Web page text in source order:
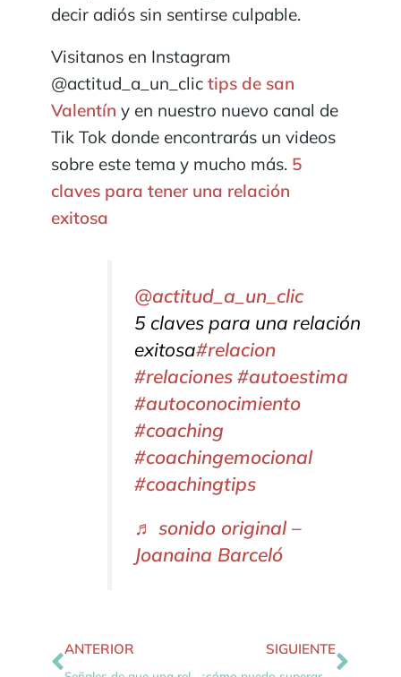
decir adiós sin sentirse culpable.
Visitanos en Instagram
@actitud_a_un_clic tips de san
Valentín y en nuestro nuevo canal de
Tik Tok donde encontrarás un videos
sobre este tema y mucho más. 5
claves para tener una relación
exitosa
@actitud_a_un_clic
5 claves para una relación
exitosa#relacion
#relaciones #autoestima
#autoconocimiento
#coaching
#coachingemocional
#coachingtips
♬ sonido original –
Joanaina Barceló
ANTERIOR SIGUIENTE